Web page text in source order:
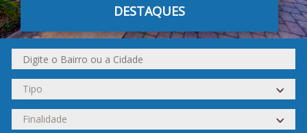
DESTAQUES